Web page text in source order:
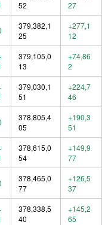
52
27
379,382,1
25
+277,1
12
379,105,0
13
+74,86
2
379,030,1
51
+224,7
46
378,805,4
05
+190,3
51
378,615,0
54
+149,9
77
378,465,0
77
+126,5
37
378,338,5
40
+145,2
65